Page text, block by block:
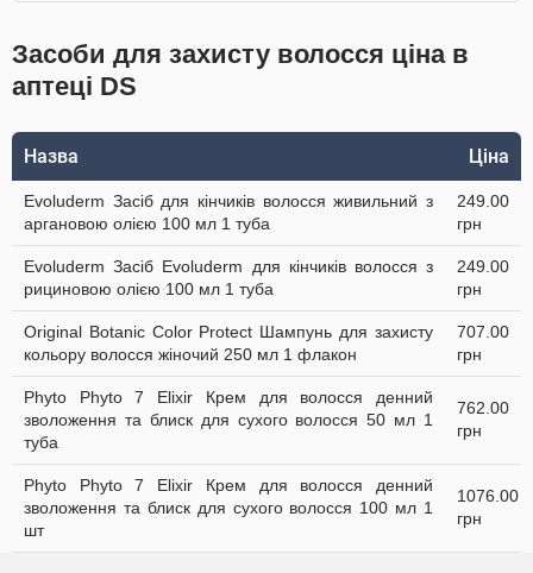
Засоби для захисту волосся ціна в
аптеці DS
Назва Ціна
Evoluderm Засіб для кінчиків волосся живильний з
аргановою олією 100 мл 1 туба
249.00
грн
Evoluderm Засіб Evoluderm для кінчиків волосся з
рициновою олією 100 мл 1 туба
249.00
грн
Original Botanic Color Protect Шампунь для захисту
кольору волосся жіночий 250 мл 1 флакон
707.00
грн
Phyto Phyto 7 Elixir Крем для волосся денний
зволоження та блиск для сухого волосся 50 мл 1
туба
762.00
грн
Phyto Phyto 7 Elixir Крем для волосся денний
зволоження та блиск для сухого волосся 100 мл 1
шт
1076.00
грн